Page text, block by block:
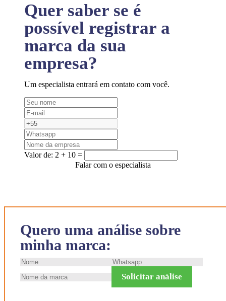
Quero uma análise sobre
minha marca:
Solicitar análise
Quer saber se é
possível registrar a
marca da sua
empresa?
Um especialista entrará em contato com você.
Valor de: 2 + 10 =
Falar com o especialista